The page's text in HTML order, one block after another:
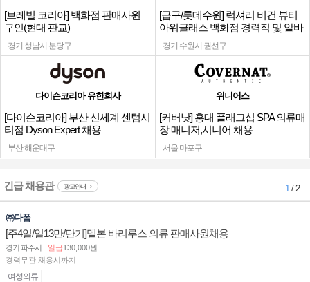
[브레빌 코리아] 백화점 판매사원
구인(현대 판교)
경기 성남시 분당구
[급구/롯데수원] 럭셔리 비건 뷰티
아워글래스 백화점 경력직 및 알바
채용
경기 수원시 권선구
다이슨코리아 유한회사
[다이슨코리아] 부산 신세계 센텀시
티점 Dyson Expert 채용
부산 해운대구
위니어스
[커버낫] 홍대 플래그십 SPA 의류매
장 매니저,시니어 채용
서울 마포구
긴급 채용관 광고안내 1/ 2
㈜다폼
[주4일/일13만/단기]멜본 바리루스 의류 판매사원채용
경기 파주시 일급130,000원
경력무관 채용시까지
여성의류